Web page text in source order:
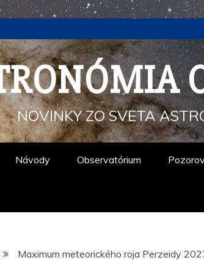
NOVINKY ZO SVETA
Návody Observatórium
Maximum meteorického roja Perzeidy